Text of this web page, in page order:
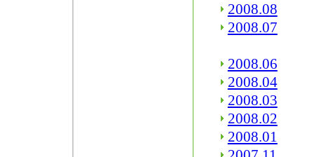
2008.08
2008.07
2008.06
2008.04
2008.03
2008.02
2008.01